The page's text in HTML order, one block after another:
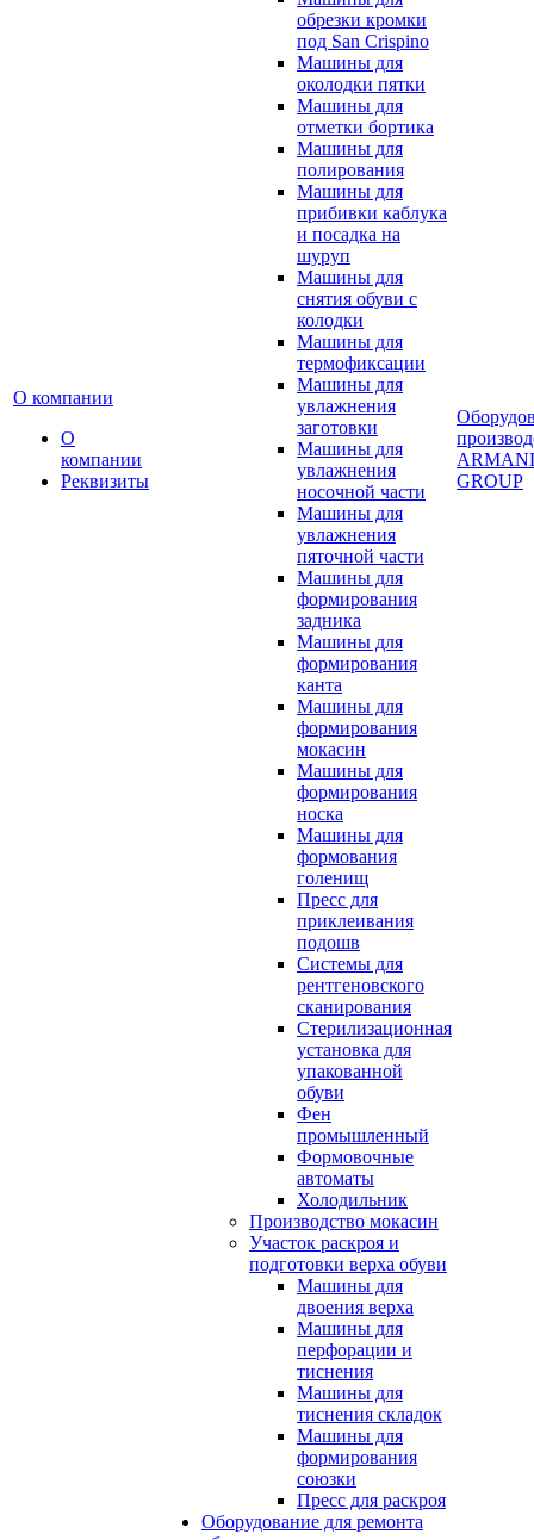
О компании
О
компании
Реквизиты
обрезки кромки
под San Crispino
Машины для
околодки пятки
Машины для
отметки бортика
Машины для
полирования
Машины для
прибивки каблука
и посадка на
шуруп
Машины для
снятия обуви с
колодки
Машины для
термофиксации
Машины для
увлажнения
заготовки
Машины для
увлажнения
носочной части
Машины для
увлажнения
пяточной части
Машины для
формирования
задника
Машины для
формирования
канта
Машины для
формирования
мокасин
Машины для
формирования
носка
Машины для
формования
голенищ
Пресс для
приклеивания
подошв
Системы для
рентгеновского
сканирования
Стерилизационная
установка для
упакованной
обуви
Фен
промышленный
Формовочные
автоматы
Холодильник
Производство мокасин
Участок раскроя и
подготовки верха обуви
Машины для
двоения верха
Машины для
перфорации и
тиснения
Машины для
тиснения складок
Машины для
формирования
союзки
Пресс для раскроя
Оборудование для ремонта
GROUP